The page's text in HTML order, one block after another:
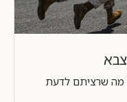
מה שרציתם לדעת